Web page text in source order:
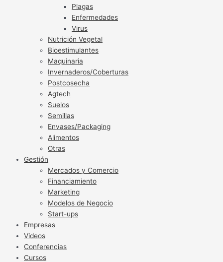
Plagas
Enfermedades
Virus
Nutrición Vegetal
Bioestimulantes
Maquinaria
Invernaderos/Coberturas
Postcosecha
Agtech
Suelos
Semillas
Envases/Packaging
Alimentos
Otras
Gestión
Mercados y Comercio
Financiamiento
Marketing
Modelos de Negocio
Start-ups
Empresas
Videos
Conferencias
Cursos